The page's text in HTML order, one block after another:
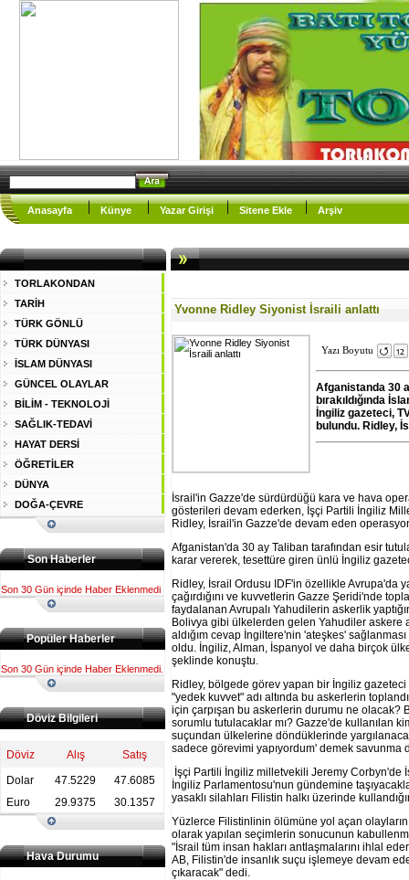
Anasayfa Künye Yazar Girişi Sitene Ekle Arşiv
Yvonne Ridley Siyonist İsraili anlattı
Yazı Boyutu
Afganistanda 30
bırakıldığında
İngiliz gazeteci,
bulundu. Ridley,
İsrail'in Gazze'de sürdürdüğü kara ve hava
gösterileri devam ederken, İşçi Partili İngiliz
Ridley, İsrail'in Gazze'de devam eden
Afganistan'da 30 ay Taliban tarafından esir
karar vererek, tesettüre giren ünlü İngiliz
Ridley, İsrail Ordusu IDF'in özellikle Avrupa'da
çağırdığını ve kuvvetlerin Gazze Şeridi'nde
faydalanan Avrupalı Yahudilerin askerlik
Bolivya gibi ülkelerden gelen Yahudiler askere
aldığım cevap İngiltere'nin 'ateşkes'
oldu. İngiliz, Alman, İspanyol ve daha birçok
şeklinde konuştu.
Ridley, bölgede görev yapan bir İngiliz
"yedek kuvvet" adı altında bu askerlerin
için çarpışan bu askerlerin durumu ne
sorumlu tutulacaklar mı? Gazze'de kullanılan
suçundan ülkelerine döndüklerinde
sadece görevimi yapıyordum' demek savunma
İşçi Partili İngiliz milletvekili Jeremy Corbyn'de
İngiliz Parlamentosu'nun gündemine
yasaklı silahları Filistin halkı üzerinde
Yüzlerce Filistinlinin ölümüne yol açan
olarak yapılan seçimlerin sonucunun
"İsrail tüm insan hakları antlaşmalarını ihlal
AB, Filistin'de insanlık suçu işlemeye devam
çıkaracak" dedi.
TORLAKONDAN
TARİH
TÜRK GÖNLÜ
TÜRK DÜNYASI
İSLAM DÜNYASI
GÜNCEL OLAYLAR
BİLİM - TEKNOLOJİ
SAĞLIK-TEDAVİ
HAYAT DERSİ
ÖĞRETİLER
DÜNYA
DOĞA-ÇEVRE
Son Haberler
Son 30 Gün içinde Haber Eklenmedi
Popüler Haberler
Son 30 Gün içinde Haber Eklenmedi.
Döviz Bilgileri
Döviz Alış
Satış
Dolar
47.5229
47.6085
Euro
29.9375 30.1357
Hava Durumu